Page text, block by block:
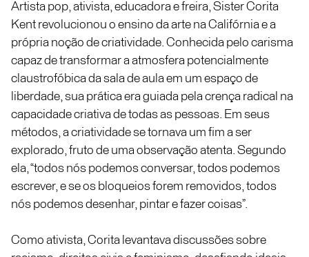
Artista pop, ativista, educadora e freira, Sister Corita
Kent revolucionou o ensino da arte na Califórnia e a
própria noção de criatividade. Conhecida pelo carisma
capaz de transformar a atmosfera potencialmente
claustrofóbica da sala de aula em um espaço de
liberdade, sua prática era guiada pela crença radical na
capacidade criativa de todas as pessoas. Em seus
métodos, a criatividade se tornava um fim a ser
explorado, fruto de uma observação atenta. Segundo
ela, “todos nós podemos conversar, todos podemos
escrever, e se os bloqueios forem removidos, todos
nós podemos desenhar, pintar e fazer coisas”.
Como ativista, Corita levantava discussões sobre